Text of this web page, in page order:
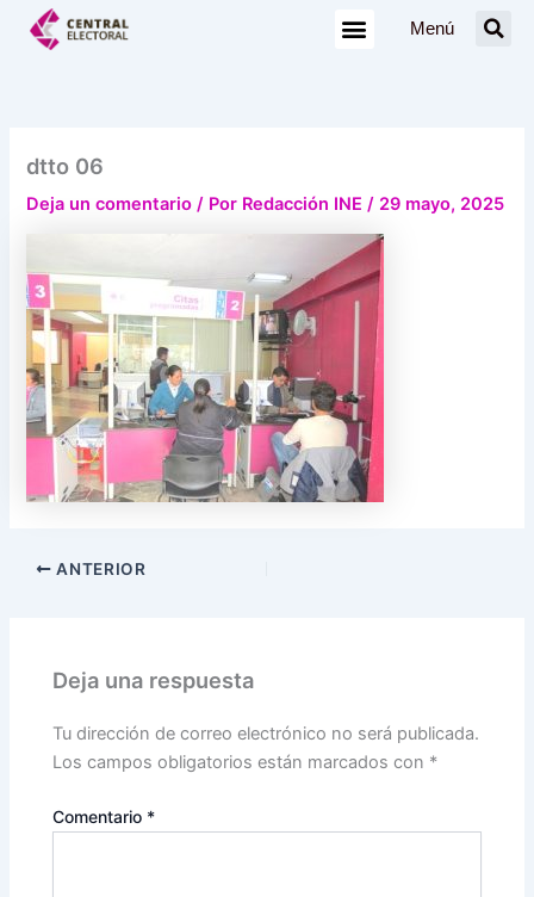
Menú
dtto 06
Deja un comentario / Por Redacción INE/ 29 mayo, 2025
ANTERIOR
Deja una respuesta
Tu dirección de correo electrónico no será publicada.
Los campos obligatorios están marcados con *
Comentario *